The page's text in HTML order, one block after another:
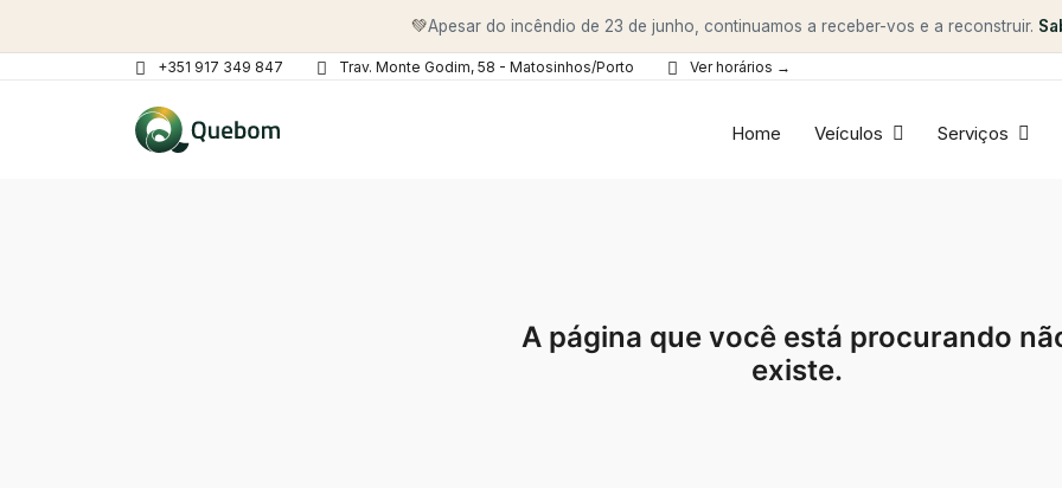
💚Apesar do incêndio de 23 de junho, continuamos a receber-vos e a reconstruir.
+351 917 349 847 Trav. Monte Godim, 58 - Matosinhos/Porto Ver horários →
Home Veículos Serviços
A página que você está procurando
existe.